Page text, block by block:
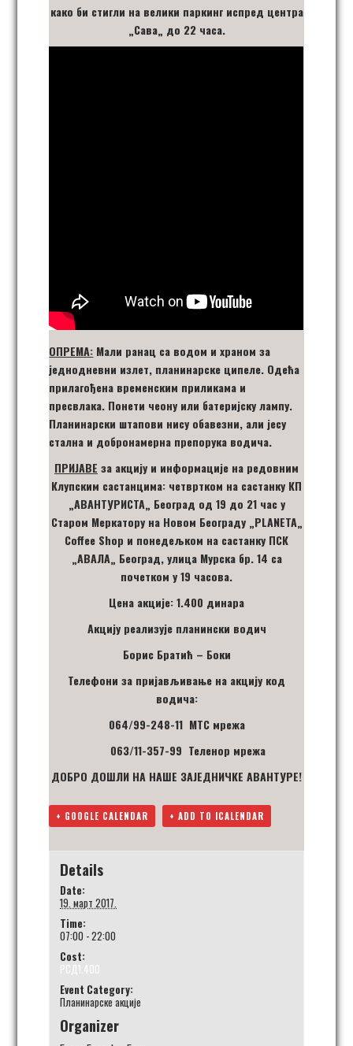
како би стигли на велики паркинг испред центра
„Сава„ до 22 часа.
ОПРЕМА: Мали ранац са водом и храном за
једнодневни излет, планинарске ципеле. Одећа
прилагођена временским приликама и
пресвлака. Понети чеону или батеријску лампу.
Планинарски штапови нису обавезни, али јесу
стална и добронамерна препорука водича.
ПРИЈАВЕ за акцију и информације на редовним
Клупским састанцима: четвртком на састанку КП
„АВАНТУРИСТА„ Београд од 19 до 21 час у
Старом Меркатору на Новом Београду „PLANETA„
Coffee Shop и понедељком на састанку ПСК
„АВАЛА„ Београд, улица Мурска бр. 14 са
почетком у 19 часова.
Цена акције: 1.400 динара
Акцију реализује планински водич
Борис Братић – Боки
Телефони за пријављивање на акцију код
водича:
064/99-248-11 МТС мрежа
063/11-357-99 Теленор мрежа
ДОБРО ДОШЛИ НА НАШЕ ЗАЈЕДНИЧКЕ АВАНТУРЕ!
+ GOOGLE CALENDAR + ADD TO ICALENDAR
Details
Date:
19. март 2017.
Time:
07:00 - 22:00
Cost:
РСД1.400
Event Category:
Планинарске акције
Organizer